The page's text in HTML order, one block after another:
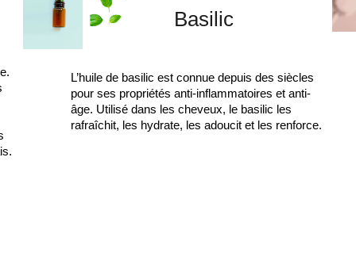
Basilic
L’huile de basilic est connue depuis des siècles
pour ses propriétés anti-inflammatoires et anti-
âge. Utilisé dans les cheveux, le basilic les
rafraîchit, les hydrate, les adoucit et les renforce.